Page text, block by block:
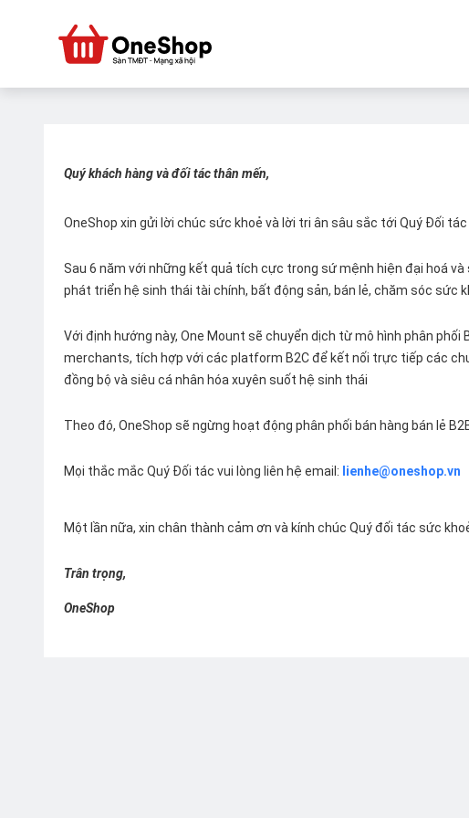
Quý khách hàng và đối tác thân mến,
OneShop xin gửi lời chúc sức khoẻ và lời tri ân sâu sắc tới Quý Đối
Sau 6 năm với những kết quả tích cực trong sứ mệnh hiện đại hoá
phát triển hệ sinh thái tài chính, bất động sản, bán lẻ, chăm sóc sức
Với định hướng này, One Mount sẽ chuyển dịch từ mô hình phân
merchants, tích hợp với các platform B2C để kết nối trực tiếp các
đồng bộ và siêu cá nhân hóa xuyên suốt hệ sinh thái
Theo đó, OneShop sẽ ngừng hoạt động phân phối bán hàng bán lẻ
Mọi thắc mắc Quý Đối tác vui lòng liên hệ email: lienhe@oneshop.vn
Một lần nữa, xin chân thành cảm ơn và kính chúc Quý đối tác sức
Trân trọng,
OneShop